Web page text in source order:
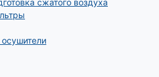
сжатого воздуха